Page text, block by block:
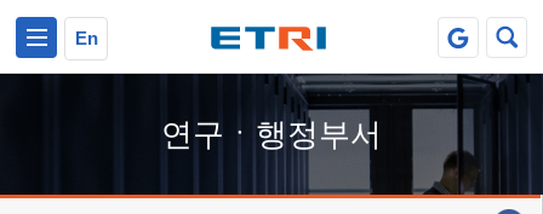
En
연구ㆍ행정부서